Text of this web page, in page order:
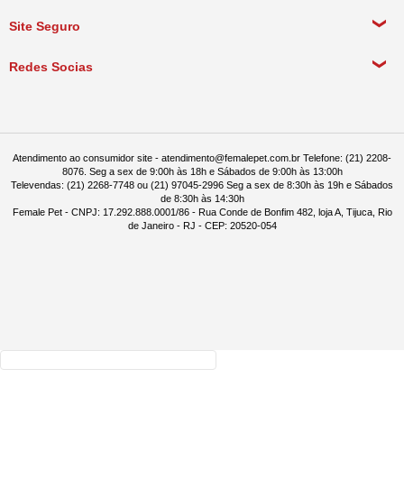
Política de Entrega
Site Seguro
Redes Socias
Atendimento ao consumidor site - atendimento@femalepet.com.br Telefone: (21) 2208-
8076. Seg a sex de 9:00h às 18h e Sábados de 9:00h às 13:00h
Televendas: (21) 2268-7748 ou (21) 97045-2996 Seg a sex de 8:30h às 19h e Sábados
de 8:30h às 14:30h
Female Pet - CNPJ: 17.292.888.0001/86 - Rua Conde de Bonfim 482, loja A, Tijuca, Rio
de Janeiro - RJ - CEP: 20520-054